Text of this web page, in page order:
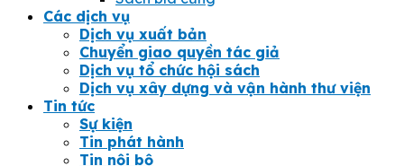
Các dịch vụ
Dịch vụ xuất bản
Chuyển giao quyền tác giả
Dịch vụ tổ chức hội sách
Dịch vụ xây dựng và vận hành thư viện
Tin tức
Sự kiện
Tin phát hành
Tin nội bộ